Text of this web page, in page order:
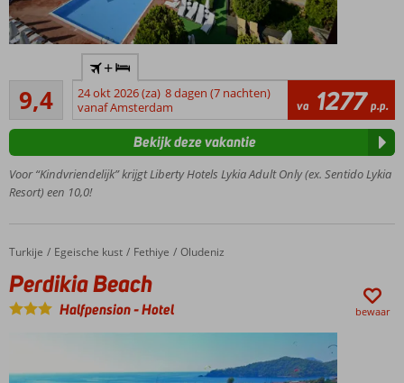
hotel;
minimale
leeftijd
Gelegen
prachtige
groene
24/7
drankjes
3 buffet- en 5 à-
la-
carterestaurants
zwembaden
9,4
Uitstekend
36
beoordelingen
+
24 okt 2026 (za) 8 dagen (7 nachten)
vanaf Amsterdam
va 1277 p.p.
Voor “Kindvriendelijk” krijgt Liberty Hotels Lykia Adult Only (ex. Sentido Lykia
Resort) een 10,0!
Bekijk deze vakantie
Home
Turkije Egeische kust Fethiye Oludeniz
Perdikia Beach
Perdikia Beach
Halfpension-Hotel bewaar